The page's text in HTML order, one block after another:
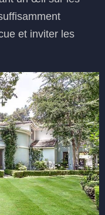
et inviter les